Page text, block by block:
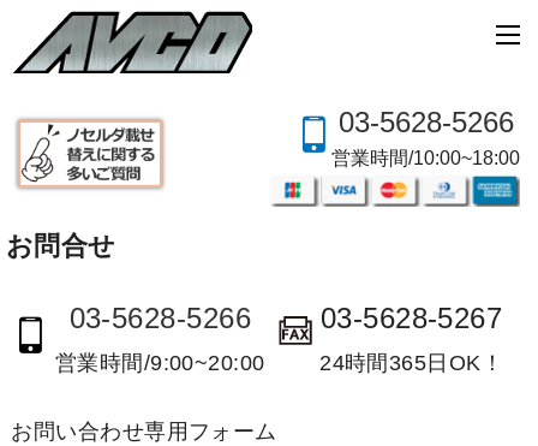
03-5628-5266
営業時間/10:00~18:00
お問合せ
03-5628-5266
営業時間/9:00~20:00
03-5628-5267
24時間365日OK！
お問い合わせ専用フォーム